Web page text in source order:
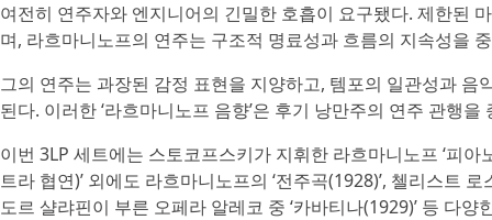
여전히 연주자와 엔지니어의 긴밀한 호흡이 요구됐다. 제한된
며, 라흐마니노프의 연주는 구조적 명료성과 흐름의 지속성을
그의 연주는 과장된 감정 표현을 지양하고, 템포의 일관성과
된다. 이러한 ‘라흐마니노프 음향’은 후기 낭만주의 연주 관행
이번 3LP 세트에는 스토코프스키가 지휘한 라흐마니노프 ‘피아
트라 협연)’ 외에도 라흐마니노프의 ‘전주곡(1928)’, 첼리스트
도르 샬랴핀이 부른 오페라 알레코 중 ‘카바티나(1929)’ 등 다